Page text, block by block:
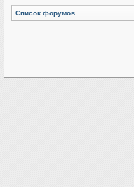
Список форумов